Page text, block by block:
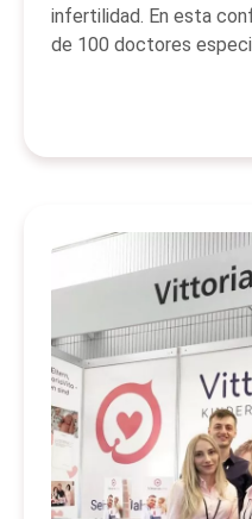
infertilidad. En esta
de 100 doctores